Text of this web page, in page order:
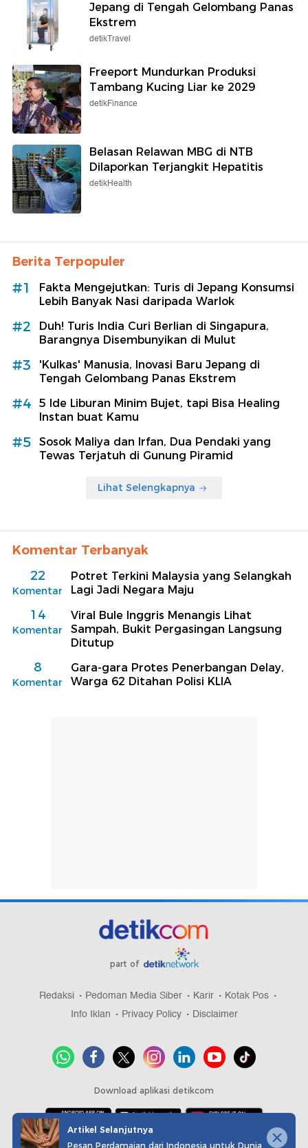
Jepang di Tengah Gelombang Panas
Ekstrem
detikTravel
Freeport Mundurkan Produksi
Tambang Kucing Liar ke 2029
detikFinance
Belasan Relawan MBG di NTB
Dilaporkan Terjangkit Hepatitis
detikHealth
Berita Terpopuler
#1
Fakta Mengejutkan: Turis di Jepang Konsumsi
Lebih Banyak Nasi daripada Warlok
#2
Duh! Turis India Curi Berlian di Singapura,
Barangnya Disembunyikan di Mulut
#3
'Kulkas' Manusia, Inovasi Baru Jepang di
Tengah Gelombang Panas Ekstrem
#4
5 Ide Liburan Minim Bujet, tapi Bisa Healing
Instan buat Kamu
#5
Sosok Maliya dan Irfan, Dua Pendaki yang
Tewas Terjatuh di Gunung Piramid
Lihat Selengkapnya
Komentar Terbanyak
22
Komentar
Potret Terkini Malaysia yang Selangkah
Lagi Jadi Negara Maju
14
Komentar
Viral Bule Inggris Menangis Lihat
Sampah, Bukit Pergasingan Langsung
Ditutup
8
Komentar
Gara-gara Protes Penerbangan Delay,
Warga 62 Ditahan Polisi KLIA
part of
Redaksi Pedoman Media Siber Karir
Kotak Pos
Info Iklan
Privacy Policy Disclaimer
Download aplikasi detikcom
Artikel Selanjutnya
Pesan Perdamaian dari Indonesia untuk Dunia